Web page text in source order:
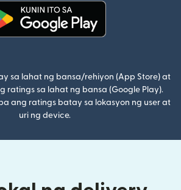
sa lahat ng bansa/rehiyon (App Store) at
ratings sa lahat ng bansa (Google Play).
ang ratings batay sa lokasyon ng user at
uri ng device.